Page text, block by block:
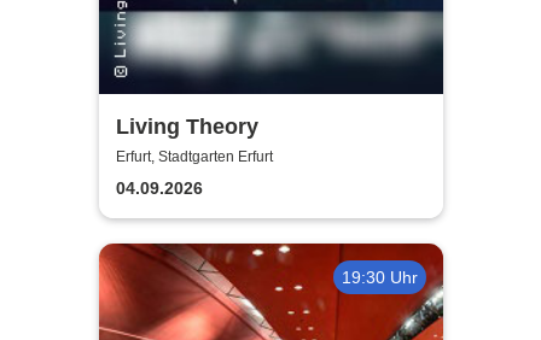
Living Theory
Erfurt, Stadtgarten Erfurt
04.09.2026
19:30 Uhr